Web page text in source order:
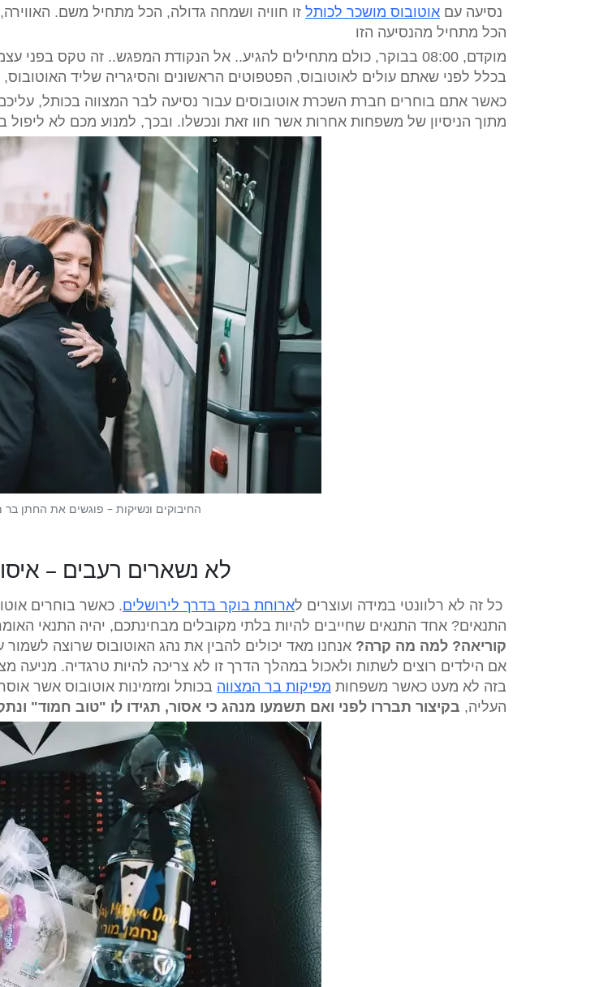
נסיעה עם אוטובוס מושכר לכותל זו חוויה ושמחה גדולה, הכל מתחיל משם.
הכל מתחיל מהנסיעה הזו
מוקדם, 08:00 בבוקר, כולם מתחילים להגיע.. אל הנקודת המפגש.. זה טקס
בכלל לפני שאתם עולים לאוטובוס, הפטפוטים הראשונים והסיגריה שליד
כאשר אתם בוחרים חברת השכרת אוטובוסים עבור נסיעה לבר המצווה בכותל,
מתוך הניסיון של משפחות אחרות אשר חוו זאת ונכשלו. ובכך, למנוע מכם לא ליפול
החיבוקים ונשיקות – פוגשים את החתן בר
לא נשארים רעבים –
כל זה לא רלוונטי במידה ועוצרים לארוחת בוקר בדרך לירושלים. כאשר בוחרים
התנאים? אחד התנאים שחייבים להיות בלתי מקובלים מבחינתכם, יהיה התנאי
קוריאה? למה מה קרה? אנחנו מאד יכולים להבין את נהג האוטובוס שרוצה
אם הילדים רוצים לשתות ולאכול במהלך הדרך זו לא צריכה להיות טרגדיה. מניעה
בזה לא מעט כאשר משפחות מפיקות בר המצווה בכותל ומזמינות אוטובוס אשר
העליה, בקיצור תבררו לפני ואם תשמעו מנהג כי אסור, תגידו לו "טוב חמוד"